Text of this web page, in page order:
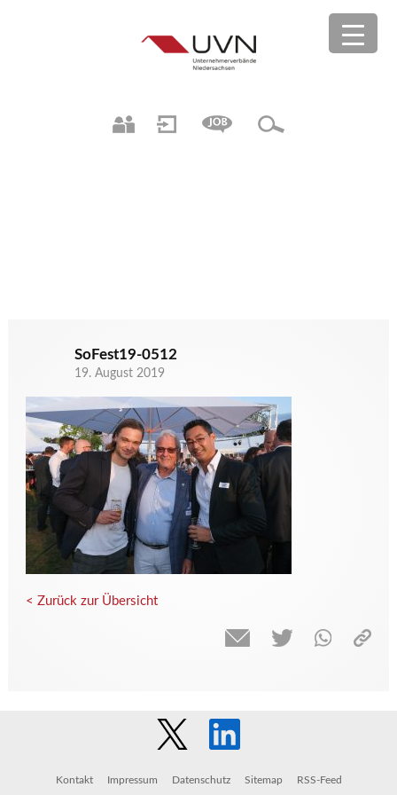
SoFest19-0512
19. August 2019
< Zurück zur Übersicht
Kontakt Impressum Datenschutz Sitemap RSS-Feed